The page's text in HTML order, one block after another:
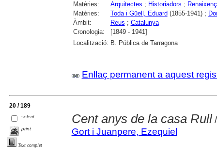
Matèries: Arquitectes ; Historiadors ;
Matèries:
Toda i Güell, Eduard (1855-1941) ;
Àmbit:
Reus ; Catalunya
Cronologia:
[1849 - 1941]
Localització: B. Pública de Tarragona
Enllaç permanent a aquest
20 / 189
select
print
Text complet
Cent anys de la casa Rull/
Gort i Juanpere, Ezequiel